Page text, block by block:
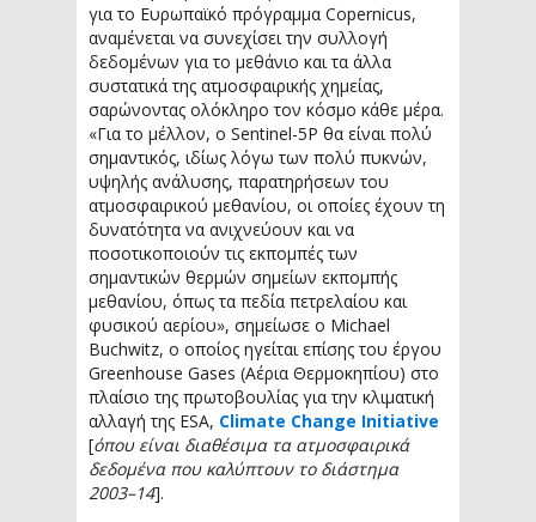
για το Ευρωπαϊκό πρόγραμμα Copernicus,
αναμένεται να συνεχίσει την συλλογή
δεδομένων για το μεθάνιο και τα άλλα
συστατικά της ατμοσφαιρικής χημείας,
σαρώνοντας ολόκληρο τον κόσμο κάθε μέρα.
«Για το μέλλον, ο Sentinel-5P θα είναι πολύ
σημαντικός, ιδίως λόγω των πολύ πυκνών,
υψηλής ανάλυσης, παρατηρήσεων του
ατμοσφαιρικού μεθανίου, οι οποίες έχουν τη
δυνατότητα να ανιχνεύουν και να
ποσοτικοποιούν τις εκπομπές των
σημαντικών θερμών σημείων εκπομπής
μεθανίου, όπως τα πεδία πετρελαίου και
φυσικού αερίου», σημείωσε ο Michael
Buchwitz, ο οποίος ηγείται επίσης του έργου
Greenhouse Gases (Αέρια Θερμοκηπίου) στο
πλαίσιο της πρωτοβουλίας για την κλιματική
αλλαγή της ESA, Climate Change Initiative
[όπου είναι διαθέσιμα τα ατμοσφαιρικά
δεδομένα που καλύπτουν το διάστημα
2003–14].